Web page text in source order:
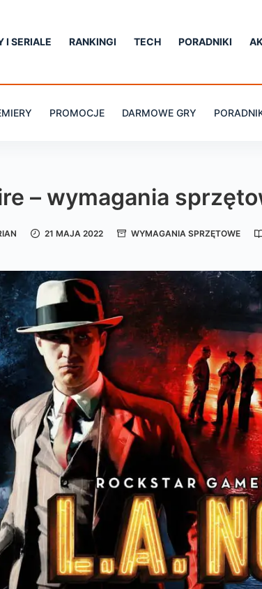
I SERIALE RANKINGI TECH PORADNIKI
PROMOCJE DARMOWE GRY
– wymagania
21 MAJA 2022 WYMAGANIA SPRZĘTOWE